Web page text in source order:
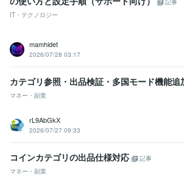
記事
IT・テクノロジー
mamhidet
2026/07/28 03:17
カテゴリ参照・出品検証・多国モード機能追
マネー・副業
rL9AbGkX
2026/07/27 09:33
コインカテゴリの出品仕様対応
記事
マネー・副業